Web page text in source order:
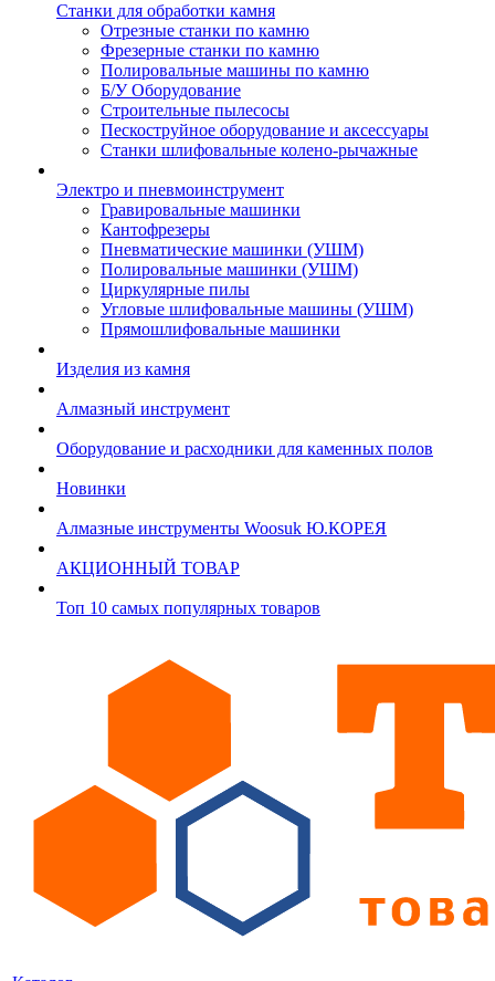
Станки для обработки камня
Отрезные станки по камню
Фрезерные станки по камню
Полировальные машины по камню
Б/У Оборудование
Строительные пылесосы
Пескоструйное оборудование и аксессуары
Станки шлифовальные колено-рычажные
Электро и пневмоинструмент
Гравировальные машинки
Кантофрезеры
Пневматические машинки (УШМ)
Полировальные машинки (УШМ)
Циркулярные пилы
Угловые шлифовальные машины (УШМ)
Прямошлифовальные машинки
Изделия из камня
Алмазный инструмент
Оборудование и расходники для каменных полов
Новинки
Алмазные инструменты Woosuk Ю.КОРЕЯ
АКЦИОННЫЙ ТОВАР
Топ 10 самых популярных товаров